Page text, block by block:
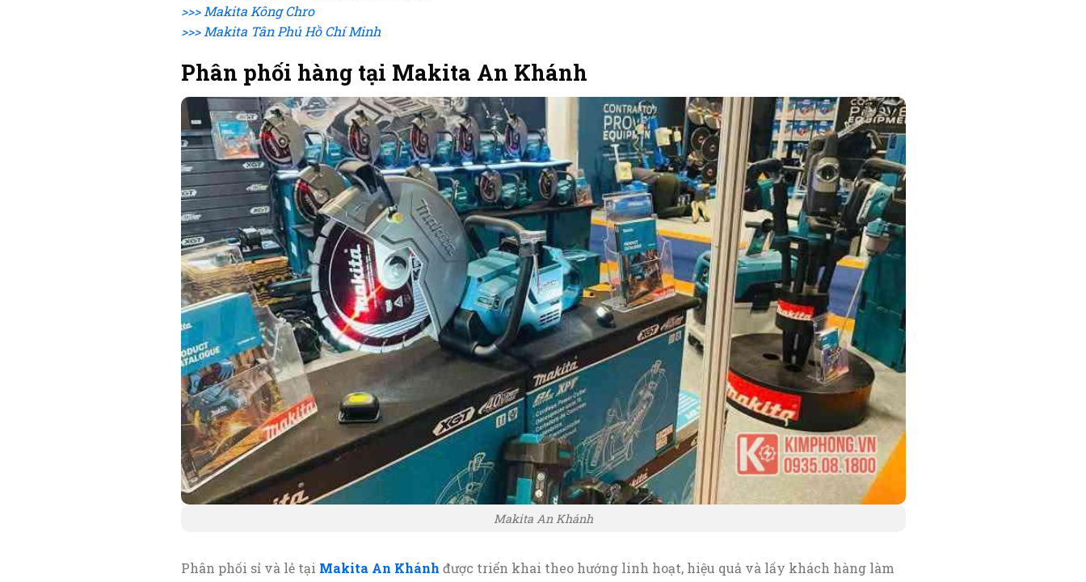
>>> Makita Kông Chro
>>> Makita Tân Phú Hồ Chí Minh
Phân phối hàng tại Makita An Khánh
Makita An Khánh
Phân phối sỉ và lẻ tại Makita An Khánh được triển khai theo hướng linh hoạt, hiệu quả và lấy khách hàng làm